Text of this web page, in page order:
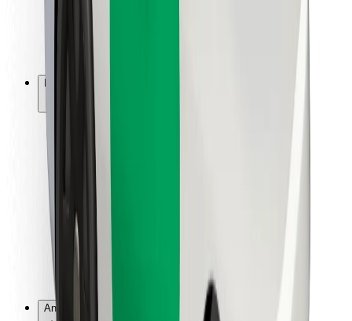
Byløsninger
Flyplasser
Bolt-ladestasjoner
Brukerstøtte
For sjåfører
For leveringsbud
Bolt Food
For flåteeiere
For restauranter
Bolt for Business
Annet